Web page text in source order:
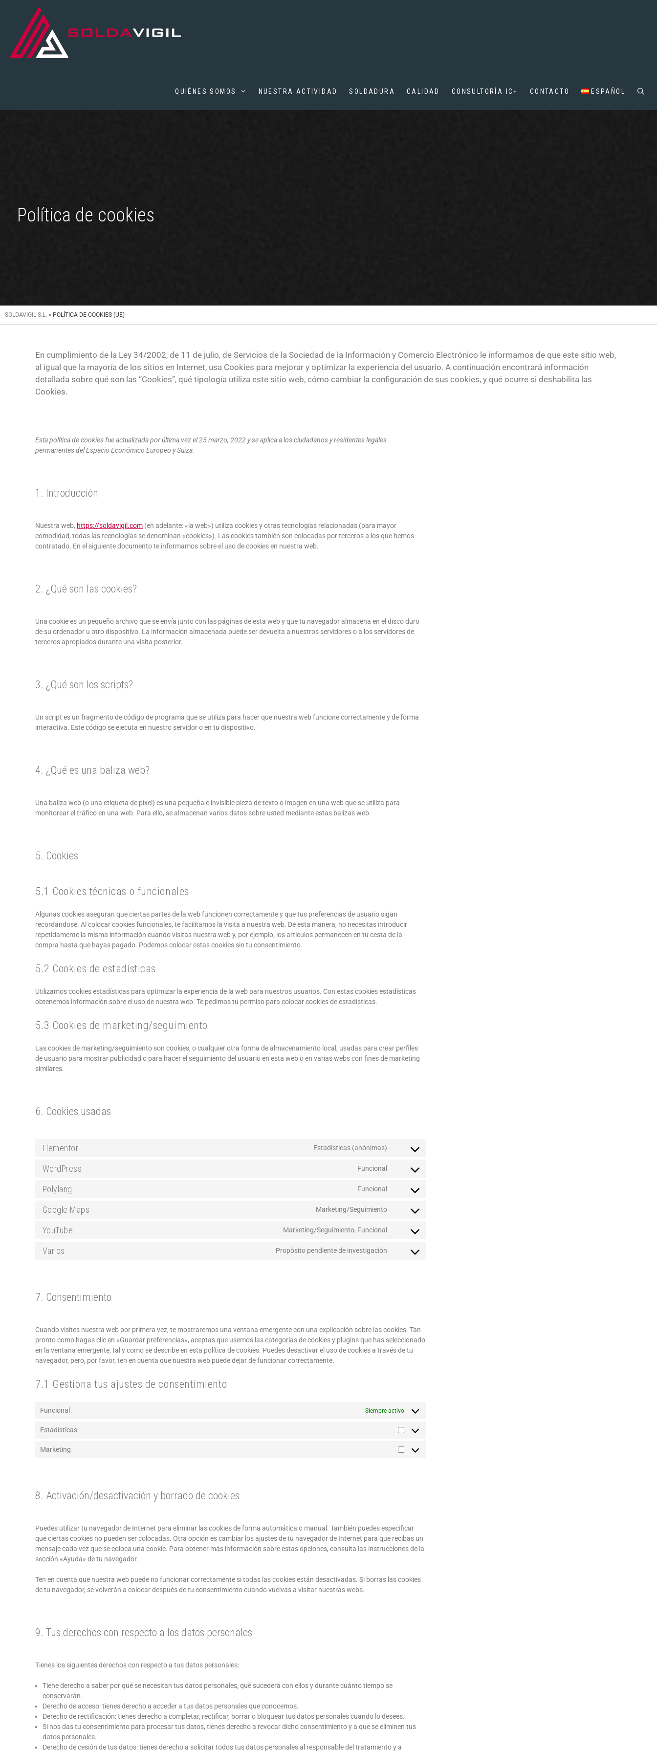
QUIÉNES SOMOS NUESTRA ACTIVIDAD SOLDADURA CALIDAD CONSULTORÍA IC+ CONTACTO ESPAÑOL
Política de cookies
SOLDAVIGIL S.L. > POLÍTICA DE COOKIES (UE)
En cumplimiento de la Ley 34/2002, de 11 de julio, de Servicios de la Sociedad de la Información y Comercio Electrónico le informamos de que este sitio web,
al igual que la mayoría de los sitios en Internet, usa Cookies para mejorar y optimizar la experiencia del usuario. A continuación encontrará información
detallada sobre qué son las “Cookies”, qué tipología utiliza este sitio web, cómo cambiar la configuración de sus cookies, y qué ocurre si deshabilita las
Cookies.
Esta política de cookies fue actualizada por última vez el 25 marzo, 2022 y se aplica a los ciudadanos y residentes legales
permanentes del Espacio Económico Europeo y Suiza.
1. Introducción
Nuestra web, https://soldavigil.com (en adelante: «la web») utiliza cookies y otras tecnologías relacionadas (para mayor
comodidad, todas las tecnologías se denominan «cookies»). Las cookies también son colocadas por terceros a los que hemos
contratado. En el siguiente documento te informamos sobre el uso de cookies en nuestra web.
2. ¿Qué son las cookies?
Una cookie es un pequeño archivo que se envía junto con las páginas de esta web y que tu navegador almacena en el disco duro
de su ordenador u otro dispositivo. La información almacenada puede ser devuelta a nuestros servidores o a los servidores de
terceros apropiados durante una visita posterior.
3. ¿Qué son los scripts?
Un script es un fragmento de código de programa que se utiliza para hacer que nuestra web funcione correctamente y de forma
interactiva. Este código se ejecuta en nuestro servidor o en tu dispositivo.
4. ¿Qué es una baliza web?
Una baliza web (o una etiqueta de píxel) es una pequeña e invisible pieza de texto o imagen en una web que se utiliza para
monitorear el tráfico en una web. Para ello, se almacenan varios datos sobre usted mediante estas balizas web.
5. Cookies
5.1 Cookies técnicas o funcionales
Algunas cookies aseguran que ciertas partes de la web funcionen correctamente y que tus preferencias de usuario sigan
recordándose. Al colocar cookies funcionales, te facilitamos la visita a nuestra web. De esta manera, no necesitas introducir
repetidamente la misma información cuando visitas nuestra web y, por ejemplo, los artículos permanecen en tu cesta de la
compra hasta que hayas pagado. Podemos colocar estas cookies sin tu consentimiento.
5.2 Cookies de estadísticas
Utilizamos cookies estadísticas para optimizar la experiencia de la web para nuestros usuarios. Con estas cookies estadísticas
obtenemos información sobre el uso de nuestra web. Te pedimos tu permiso para colocar cookies de estadísticas.
5.3 Cookies de marketing/seguimiento
Las cookies de marketing/seguimiento son cookies, o cualquier otra forma de almacenamiento local, usadas para crear perfiles
de usuario para mostrar publicidad o para hacer el seguimiento del usuario en esta web o en varias webs con fines de marketing
similares.
6. Cookies usadas
Elementor Estadísticas (anónimas)
WordPress Funcional
Polylang Funcional
Google Maps Marketing/Seguimiento
YouTube Marketing/Seguimiento, Funcional
Varios Propósito pendiente de investigación
7. Consentimiento
Cuando visites nuestra web por primera vez, te mostraremos una ventana emergente con una explicación sobre las cookies. Tan
pronto como hagas clic en «Guardar preferencias», aceptas que usemos las categorías de cookies y plugins que has seleccionado
en la ventana emergente, tal y como se describe en esta política de cookies. Puedes desactivar el uso de cookies a través de tu
navegador, pero, por favor, ten en cuenta que nuestra web puede dejar de funcionar correctamente.
7.1 Gestiona tus ajustes de consentimiento
Funcional Siempre activo
Estadísticas
Marketing
8. Activación/desactivación y borrado de cookies
Puedes utilizar tu navegador de Internet para eliminar las cookies de forma automática o manual. También puedes especificar
que ciertas cookies no pueden ser colocadas. Otra opción es cambiar los ajustes de tu navegador de Internet para que recibas un
mensaje cada vez que se coloca una cookie. Para obtener más información sobre estas opciones, consulta las instrucciones de la
sección «Ayuda» de tu navegador.
Ten en cuenta que nuestra web puede no funcionar correctamente si todas las cookies están desactivadas. Si borras las cookies
de tu navegador, se volverán a colocar después de tu consentimiento cuando vuelvas a visitar nuestras webs.
9. Tus derechos con respecto a los datos personales
Tienes los siguientes derechos con respecto a tus datos personales:
Tiene derecho a saber por qué se necesitan tus datos personales, qué sucederá con ellos y durante cuánto tiempo se
conservarán.
Derecho de acceso: tienes derecho a acceder a tus datos personales que conocemos.
Derecho de rectificación: tienes derecho a completar, rectificar, borrar o bloquear tus datos personales cuando lo desees.
Si nos das tu consentimiento para procesar tus datos, tienes derecho a revocar dicho consentimiento y a que se eliminen tus
datos personales.
Derecho de cesión de tus datos: tienes derecho a solicitar todos tus datos personales al responsable del tratamiento y a